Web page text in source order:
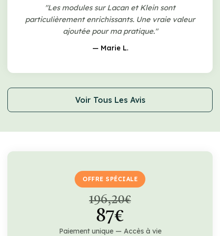
"Les modules sur Lacan et Klein sont
particulièrement enrichissants. Une vraie valeur
ajoutée pour ma pratique."
— Marie L.
Voir Tous Les Avis
OFFRE SPÉCIALE
196,20€
87€
Paiement unique — Accès à vie